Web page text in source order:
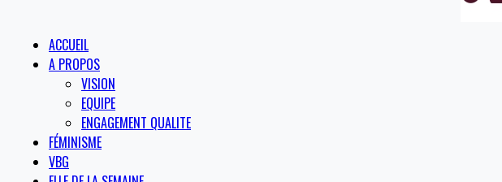
ACCUEIL
A PROPOS
VISION
EQUIPE
ENGAGEMENT QUALITE
FÉMINISME
VBG